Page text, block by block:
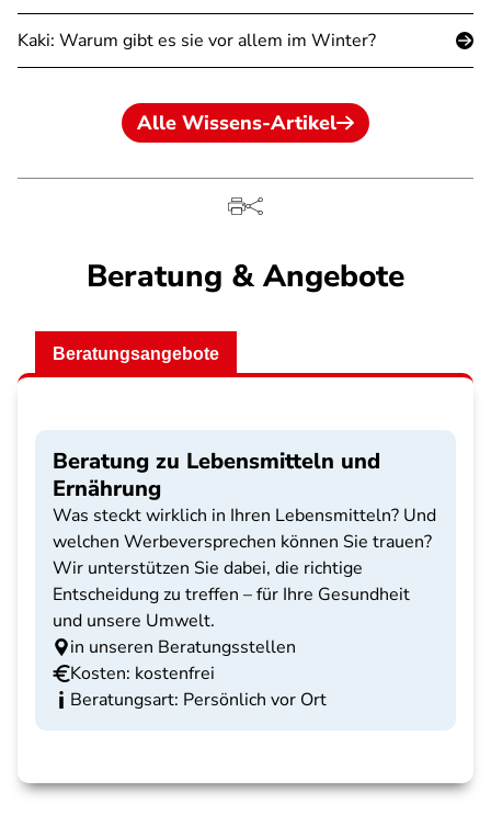
Kaki: Warum gibt es sie vor allem im Winter?
Alle Wissens-Artikel
Beratung & Angebote
Beratungsangebote
Beratung zu Lebensmitteln und
Ernährung
Was steckt wirklich in Ihren Lebensmitteln? Und
welchen Werbeversprechen können Sie trauen?
Wir unterstützen Sie dabei, die richtige
Entscheidung zu treffen – für Ihre Gesundheit
und unsere Umwelt.
in unseren Beratungsstellen
Kosten: kostenfrei
Beratungsart: Persönlich vor Ort